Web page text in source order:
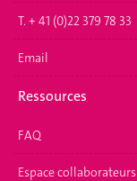
T. + 41 (0)22 379 78 33
Email
Ressources
FAQ
Espace collaborateurs